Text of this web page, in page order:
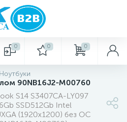
0 0 0
Ноутбуки
90NB16J2-M00760
S14 S3407CA-LY097
SSD512Gb Intel
(1920x1200) без ОС